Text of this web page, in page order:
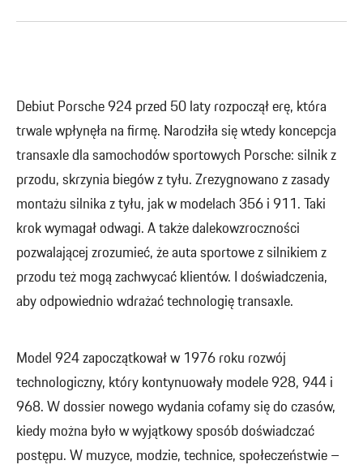
Debiut Porsche 924 przed 50 laty rozpoczął erę, która
trwale wpłynęła na firmę. Narodziła się wtedy koncepcja
transaxle dla samochodów sportowych Porsche: silnik z
przodu, skrzynia biegów z tyłu. Zrezygnowano z zasady
montażu silnika z tyłu, jak w modelach 356 i 911. Taki
krok wymagał odwagi. A także dalekowzroczności
pozwalającej zrozumieć, że auta sportowe z silnikiem z
przodu też mogą zachwycać klientów. I doświadczenia,
aby odpowiednio wdrażać technologię transaxle.
Model 924 zapoczątkował w 1976 roku rozwój
technologiczny, który kontynuowały modele 928, 944 i
968. W dossier nowego wydania cofamy się do czasów,
kiedy można było w wyjątkowy sposób doświadczać
postępu. W muzyce, modzie, technice, społeczeństwie –